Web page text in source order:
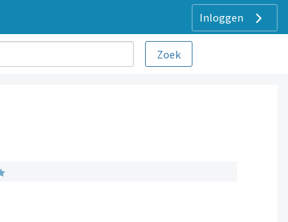
Inloggen